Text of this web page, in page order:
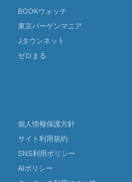
BOOKウォッチ
東京バーゲンマニア
Jタウンネット
ゼロまる
個人情報保護方針
サイト利用規約
SNS利用ポリシー
AIポリシー